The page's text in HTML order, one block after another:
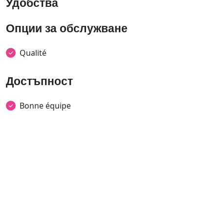
Удобства
Опции за обслужване
Qualité
Достъпност
Bonne équipe